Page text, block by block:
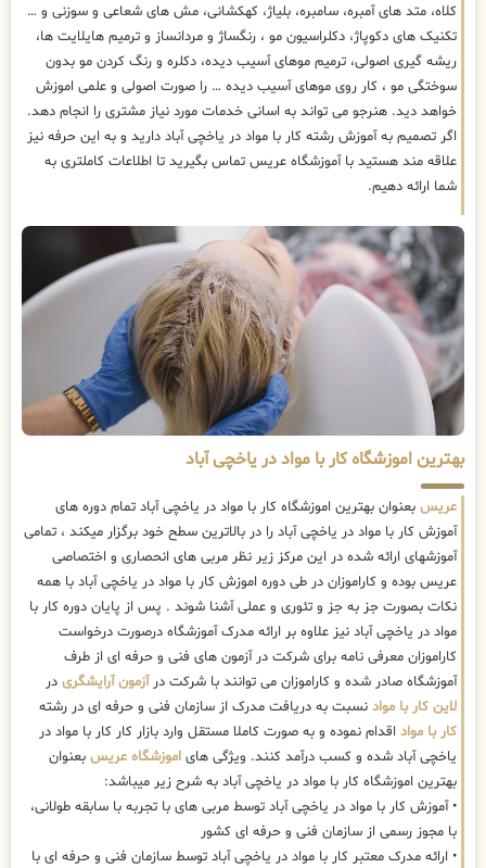
کلاه، متد های آمبره، سامبره، بلیاژ، کهکشانی، مش های شعاعی و سوزنی و …
تکنیک های دکوپاژ، دکلراسیون مو ، رنگساژ و مردانساز و ترمیم هایلایت ها،
ریشه گیری اصولی، ترمیم موهای آسیب دیده، دکلره و رنگ کردن مو بدون
سوختگی مو ، کار روی موهای آسیب دیده … را صورت اصولی و علمی اموزش
خواهد دید. هنرجو می تواند به اسانی خدمات مورد نیاز مشتری را انجام دهد.
اگر تصمیم به آموزش رشته کار با مواد در یاخچی آباد دارید و به این حرفه نیز
علاقه مند هستید با آموزشگاه عریس تماس بگیرید تا اطلاعات کاملتری به
شما ارائه دهیم.
بهترین اموزشگاه کار با مواد در یاخچی آباد
عریس بعنوان بهترین اموزشگاه کار با مواد در یاخچی آباد تمام دوره های
آموزش کار با مواد در یاخچی آباد را در بالاترین سطح خود برگزار میکند ، تمامی
آموزشهای ارائه شده در این مرکز زیر نظر مربی های انحصاری و اختصاصی
عریس بوده و کاراموزان در طی دوره اموزش کار با مواد در یاخچی آباد با همه
نکات بصورت جز به جز و تئوری و عملی آشنا شوند . پس از پایان دوره کار با
مواد در یاخچی آباد نیز علاوه بر ارائه مدرک آموزشگاه درصورت درخواست
کاراموزان معرفی نامه برای شرکت در آزمون های فنی و حرفه ای از طرف
آموزشگاه صادر شده و کاراموزان می توانند با شرکت درآزمون آرایشگری در
لاین کار با مواد نسبت به دریافت مدرک از سازمان فنی و حرفه ای در رشته
کار با مواد اقدام نموده و به صورت کاملا مستقل وارد بازار کار کار با مواد در
یاخچی آباد شده و کسب درآمد کنند. ویژگی های اموزشگاه عریس بعنوان
بهترین اموزشگاه کار با مواد در یاخچی آباد به شرح زیر میباشد:
• آموزش کار با مواد در یاخچی آباد توسط مربی های با تجربه با سابقه طولانی،
با مجوز رسمی از سازمان فنی و حرفه ای کشور
• ارائه مدرک معتبر کار با مواد در یاخچی آباد توسط سازمان فنی و حرفه ای با